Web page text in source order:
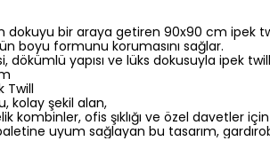
bir araya getiren 90x90 cm ipek twill
boyu formunu korumasını sağlar.
yapısı ve lüks dokusuyla ipek
Twill
kolay şekil alan,
kombinler, ofis şıklığı ve özel davetler
uyum sağlayan bu tasarım,